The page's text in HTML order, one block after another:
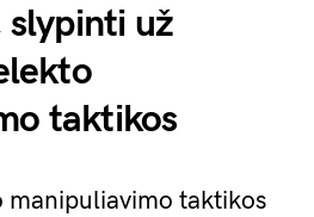
slypinti už
taktikos
taktikos